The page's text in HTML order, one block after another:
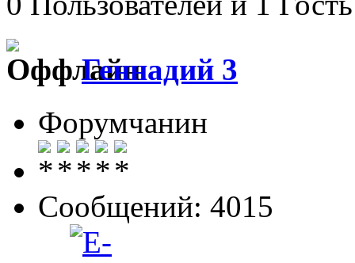
Геннадий 3
Форумчанин
Сообщений: 4015